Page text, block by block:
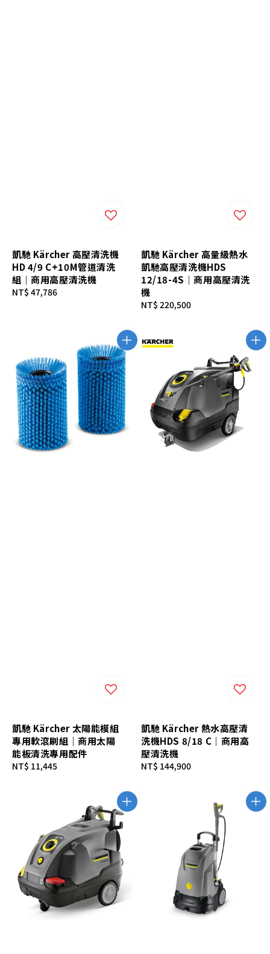
凱馳 Kärcher 高壓清洗機
HD 4/9 C+10M管道清洗
組｜商用高壓清洗機
Regular
NT$ 47,786
凱馳 Kärcher 高量級熱水
凱馳高壓清洗機HDS
12/18-4S｜商用高壓清洗
機
Regular
NT$ 220,500
凱馳 Kärcher 太陽能模組
專用軟滾刷組｜商用太陽
能板清洗專用配件
Regular
NT$ 11,445
凱馳 Kärcher 熱水高壓清
洗機HDS 8/18 C｜商用高
壓清洗機
Regular
NT$ 144,900